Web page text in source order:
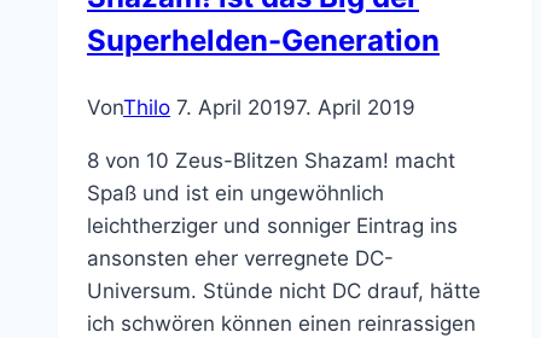
Retro-
Game
Universums:
BROFORCE
Superhelden-Generation
VonThilo 7. April 20197. April 2019
8 von 10 Zeus-Blitzen Shazam! macht
Spaß und ist ein ungewöhnlich
leichtherziger und sonniger Eintrag ins
ansonsten eher verregnete DC-
Universum. Stünde nicht DC drauf, hätte
ich schwören können einen reinrassigen